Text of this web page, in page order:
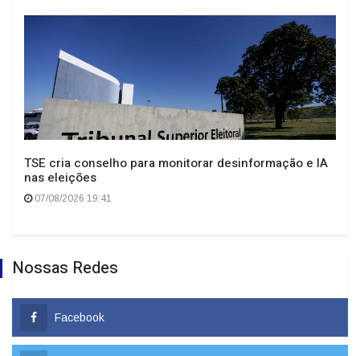
TSE cria conselho para monitorar desinformação e IA
nas eleições
07/08/2026 19:41
Nossas Redes
Facebook